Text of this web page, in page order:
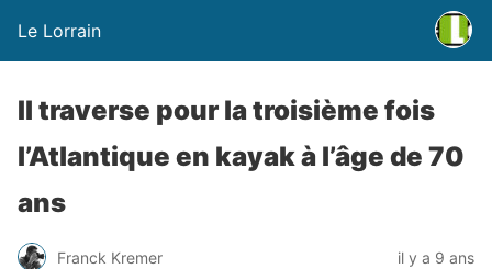
Le Lorrain
Il traverse pour la troisième fois
l’Atlantique en kayak à l’âge de 70
ans
Franck Kremer il y a 9 ans